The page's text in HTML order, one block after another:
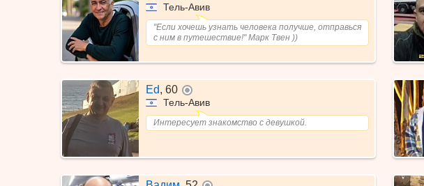
Тель-Авив
"Если хочешь узнать человека получше, отправься
с ним в путешествие!" Марк Твен ))
Ed, 60
Тель-Авив
Интересует знакомство с девушкой.